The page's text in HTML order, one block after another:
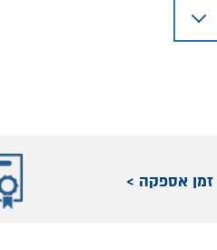
זמן אספקה >